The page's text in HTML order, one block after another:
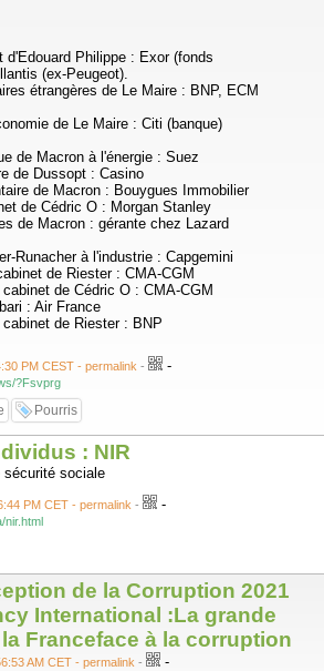
d'Edouard Philippe : Exor (fonds
(ex-Peugeot).
étrangères de Le Maire : BNP, ECM
de Le Maire : Citi (banque)
de Macron à l'énergie : Suez
de Dussopt : Casino
de Macron : Bouygues Immobilier
de Cédric O : Morgan Stanley
de Macron : gérante chez Lazard
Runacher à l'industrie : Capgemini
de Riester : CMA-CGM
de Cédric O : CMA-CGM
: Air France
de Riester : BNP
: Havas
Parly : TotalEnergies
des finances : CMA-CGM
de Lecornu : responsable des industriels du
général de l'Elysée : il faudrait un
2/complement-d-enquete/4797286-alexis-
du-president.html
du code de la fonction publique :
fonctions avec dignité, impartialité, intégrité
ou à faire cesser immédiatement les
PM CEST - permalink - -
?Fsvprg
Pourris
: NIR
sécurité sociale
PM CET - permalink - -
nir.html
de la Corruption 2021
International :La grande
Franceface à la corruption
AM CET - permalink - -